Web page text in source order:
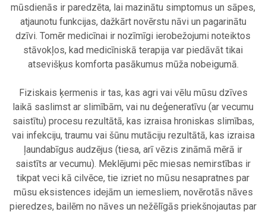
mūsdienās ir paredzēta, lai mazinātu simptomus un sāpes,
atjaunotu funkcijas, dažkārt novērstu nāvi un pagarinātu
dzīvi. Tomēr medicīnai ir nozīmīgi ierobežojumi noteiktos
stāvokļos, kad medicīniskā terapija var piedāvāt tikai
atsevišķus komforta pasākumus mūža nobeigumā.
Fiziskais ķermenis ir tas, kas agri vai vēlu mūsu dzīves
laikā saslimst ar slimībām, vai nu deģeneratīvu (ar vecumu
saistītu) procesu rezultātā, kas izraisa hroniskas slimības,
vai infekciju, traumu vai šūnu mutāciju rezultātā, kas izraisa
ļaundabīgus audzējus (tiesa, arī vēzis zināmā mērā ir
saistīts ar vecumu). Meklējumi pēc miesas nemirstības ir
tikpat veci kā cilvēce, tie izriet no mūsu nesapratnes par
mūsu eksistences idejām un iemesliem, novērotās nāves
pieredzes, bailēm no nāves un nežēlīgās priekšnojautas par